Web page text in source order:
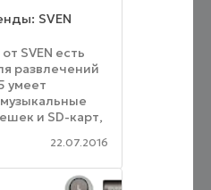
SVEN
SVEN есть
развлечений
умеет
и SD-карт,
подключить
и
плейлист ...
22.07.2016